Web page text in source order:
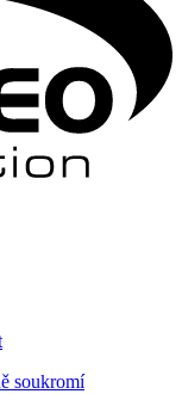
soukromí